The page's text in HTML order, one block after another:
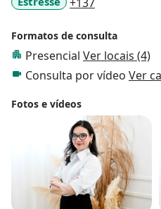
Formatos de consulta
Presencial Ver locais (4)
Consulta por vídeo Ver
Fotos e vídeos